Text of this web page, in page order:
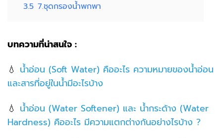
3.5 7.ชุดกรองน้ำพกพา
บทความที่น่าสนใจ :
💧 น้ำอ่อน (Soft Water) คืออะไร ความหมายของน้ำอ่อน
และสารที่อยู่ในน้ำมีอะไรบ้าง
💧 น้ำอ่อน (Water Softener) และ น้ำกระด้าง (Water
Hardness) คืออะไร มีความแตกต่างกันอย่างไรบ้าง ?